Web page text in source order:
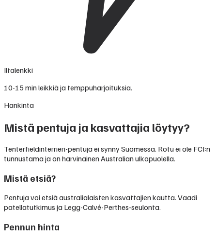
Iltalenkki
10-15 min leikkiä ja temppuharjoituksia.
Hankinta
Mistä pentuja ja kasvattajia löytyy?
Tenterfieldinterrieri-pentuja ei synny Suomessa. Rotu ei ole FCI:n
tunnustama ja on harvinainen Australian ulkopuolella.
Mistä etsiä?
Pentuja voi etsiä australialaisten kasvattajien kautta. Vaadi
patellatutkimus ja Legg-Calvé-Perthes-seulonta.
Pennun hinta